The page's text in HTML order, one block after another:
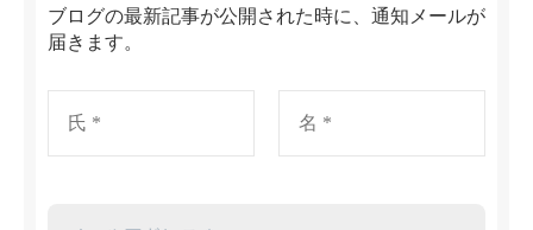
ブログの最新記事が公開された時に、通知メールが
届きます。